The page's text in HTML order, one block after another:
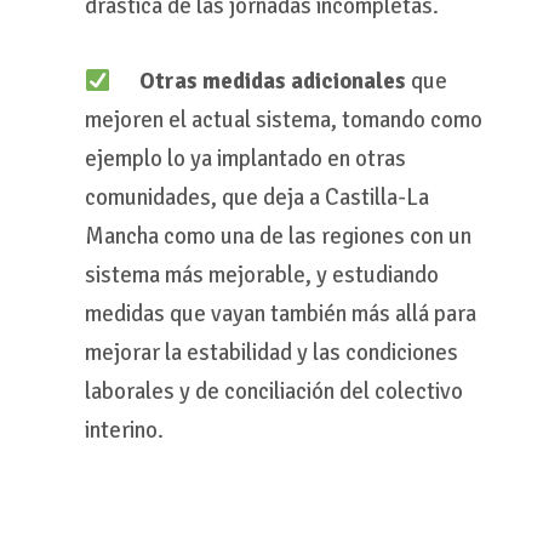
Otras medidas adicionales que
mejoren el actual sistema, tomando como
ejemplo lo ya implantado en otras
comunidades, que deja a Castilla-La
Mancha como una de las regiones con un
sistema más mejorable, y estudiando
medidas que vayan también más allá para
mejorar la estabilidad y las condiciones
laborales y de conciliación del colectivo
interino.